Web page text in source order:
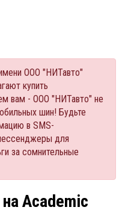
ООО "НИТавто"
купить
вам - ООО "НИТавто" не
шин! Будьте
в SMS-
для
за сомнительные
Academic